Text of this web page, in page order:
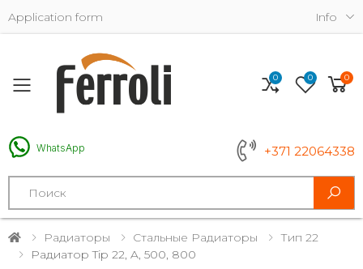
Application form Info
Toggle mobile menu
WhatsApp +371 22064338
Search
0 0 0
Радиаторы Стальные Радиаторы
Тип 22
Радиатор Tip 22, A, 500, 800